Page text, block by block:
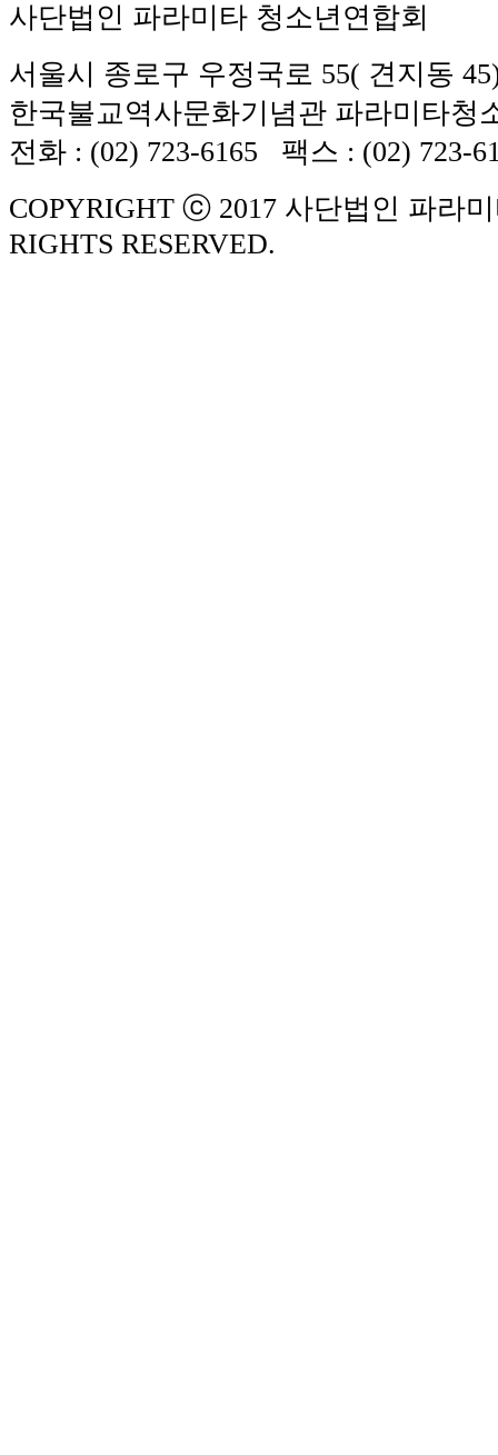
사단법인 파라미타 청소년연합회
서울시 종로구 우정국로 55( 견지동
한국불교역사문화기념관 파라미타청
전화 : (02) 723-6165 팩스 : (02) 723-
COPYRIGHT ⓒ 2017 사단법인 파라
RIGHTS RESERVED.